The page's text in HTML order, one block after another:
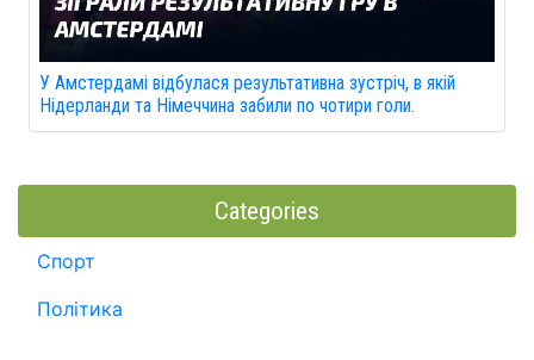
У Амстердамі відбулася результативна зустріч, в якій
Нідерланди та Німеччина забили по чотири голи.
Categories
Спорт
Політика